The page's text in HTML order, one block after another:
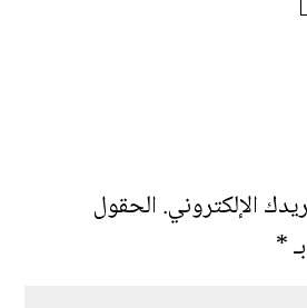
الإلكتروني.الحقول
*